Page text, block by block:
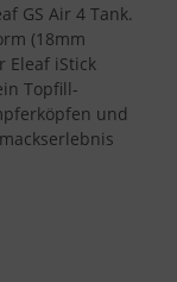
GS Air 4 Tank.
(18mm
Eleaf iStick
Topfill-
und